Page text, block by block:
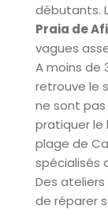
débutants.
Praia de
vagues
A moins de
retrouve le
ne sont
pratiquer le
plage de
spécialisés
Des
de réparer